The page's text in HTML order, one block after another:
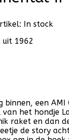
In stock
1962
binnen, een
het hondje
raket en dan
de story